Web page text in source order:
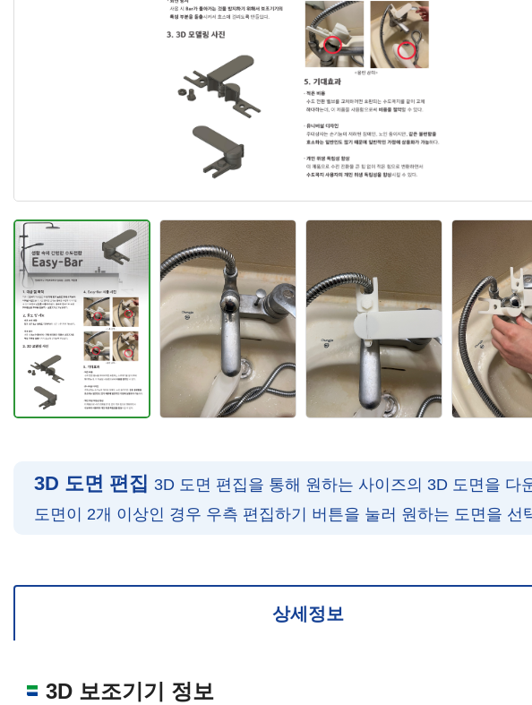
3D 도면 편집 3D 도면 편집을 통해 원하는 사이즈의 3D 도면을 다
도면이 2개 이상인 경우 우측 편집하기 버튼을 눌러 원하는 도면을
위치 이동: 우측 드래그
도면을 처음 위치로 되돌리고 싶은 경우 상단의 “스케일 조정“ 버튼을 눌러주세요.
상세정보
3D 보조기기 정보